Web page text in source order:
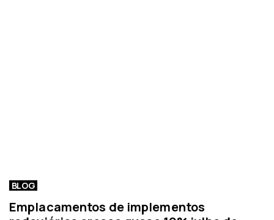
BLOG
Emplacamentos de implementos